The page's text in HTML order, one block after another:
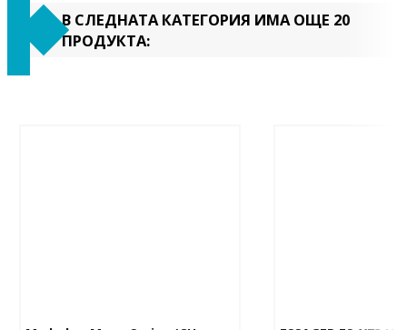
В СЛЕДНАТА КАТЕГОРИЯ ИМА ОЩЕ 20
ПРОДУКТА: